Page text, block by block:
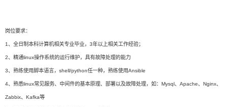
岗位要求：
1、全日制本科计算机相关专业毕业，3年以上相关工作经验；
2、精通linux操作系统的运行维护，具有故障处理的能力
3、熟练使用脚本语言，shell/python任一种，熟练使用Ansible
4、熟悉linux常见服务、中间件的基本原理、部署以及故障处理，如：Mysql、Apache、Nginx、
Zabbix、Kafka等